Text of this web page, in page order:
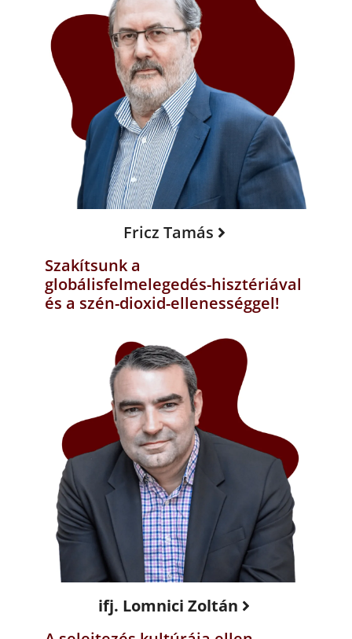
Fricz Tamás
Szakítsunk a
globálisfelmelegedés-hisztériával
és a szén-dioxid-ellenességgel!
ifj. Lomnici Zoltán